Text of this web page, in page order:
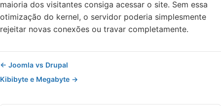
maioria dos visitantes consiga acessar o site. Sem essa
otimização do kernel, o servidor poderia simplesmente
rejeitar novas conexões ou travar completamente.
← Joomla vs Drupal
Kibibyte e Megabyte →